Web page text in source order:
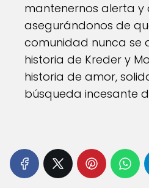
mantenernos alerta
asegurándonos de
comunidad nunca se
historia de Kreder y
historia de amor,
búsqueda incesante